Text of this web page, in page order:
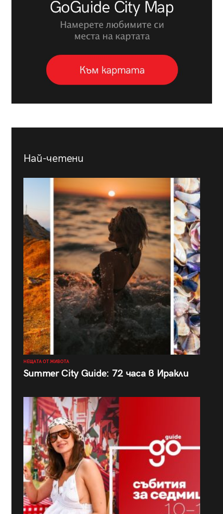
Най-четени
НЕЩАТА ОТ ЖИВОТА
Summer City Guide: 72 часа в Иракли